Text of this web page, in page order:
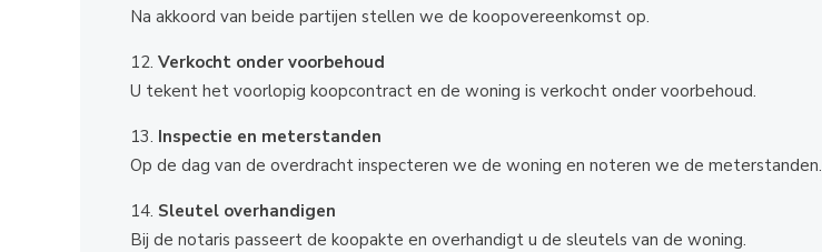
Na akkoord van beide partijen stellen we de koopovereenkomst op.
Verkocht onder voorbehoud
U tekent het voorlopig koopcontract en de woning is verkocht onder voorbehoud.
Inspectie en meterstanden
Op de dag van de overdracht inspecteren we de woning en noteren we de meterstanden.
Sleutel overhandigen
Bij de notaris passeert de koopakte en overhandigt u de sleutels van de woning.